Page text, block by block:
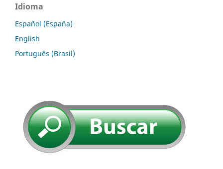
Idioma
Español (España)
English
Português (Brasil)